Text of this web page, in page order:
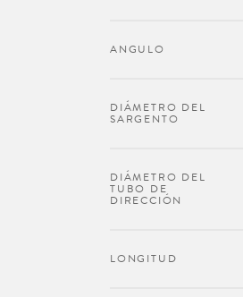
ANGULO
DIÁMETRO DEL
SARGENTO
DIÁMETRO DEL
TUBO DE
DIRECCIÓN
LONGITUD